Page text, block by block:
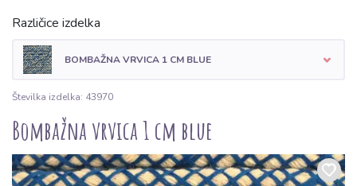
Različice izdelka
BOMBAŽNA VRVICA 1 CM BLUE
Številka izdelka: 43970
Bombažna vrvica 1 cm blue